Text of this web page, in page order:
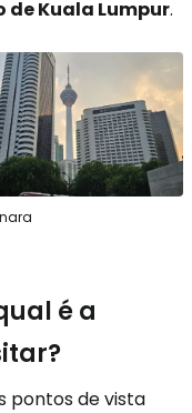
de Kuala Lumpur.
é a
pontos de vista